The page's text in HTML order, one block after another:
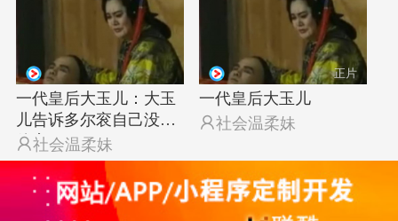
一代皇后大玉儿：大玉
儿告诉多尔衮自己没有
侍寝
社会温柔妹
正片
一代皇后大玉儿
社会温柔妹